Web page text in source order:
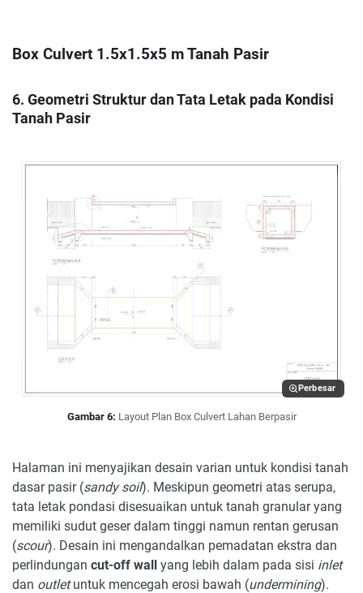
Box Culvert 1.5x1.5x5 m Tanah Pasir
6. Geometri Struktur dan Tata Letak pada Kondisi
Tanah Pasir
Perbesar
Gambar 6: Layout Plan Box Culvert Lahan Berpasir
Halaman ini menyajikan desain varian untuk kondisi tanah
dasar pasir (sandy soil). Meskipun geometri atas serupa,
tata letak pondasi disesuaikan untuk tanah granular yang
memiliki sudut geser dalam tinggi namun rentan gerusan
(scour). Desain ini mengandalkan pemadatan ekstra dan
perlindungan cut-off wall yang lebih dalam pada sisi inlet
dan outletuntuk mencegah erosi bawah (undermining).